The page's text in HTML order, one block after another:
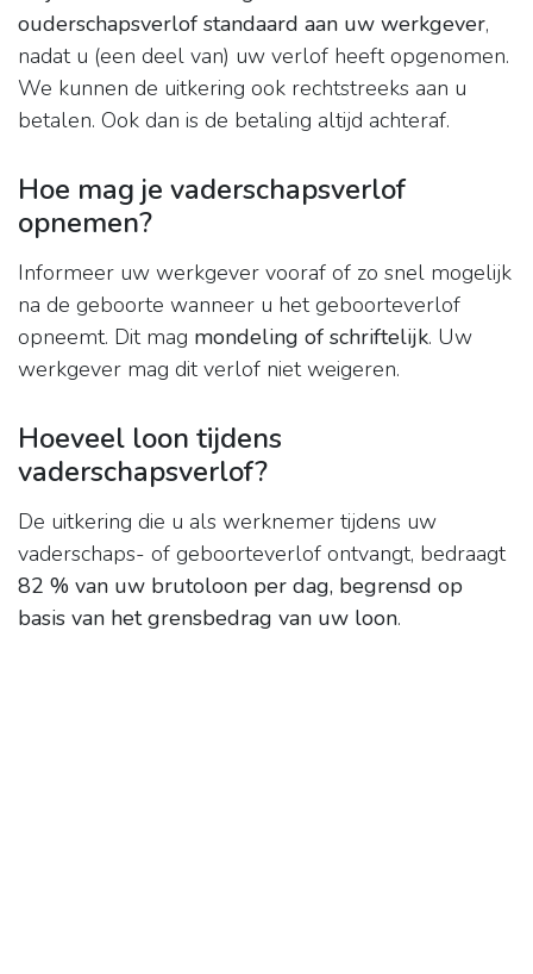
ouderschapsverlof standaard aan uw werkgever,
nadat u (een deel van) uw verlof heeft opgenomen.
We kunnen de uitkering ook rechtstreeks aan u
betalen. Ook dan is de betaling altijd achteraf.
Hoe mag je vaderschapsverlof
opnemen?
Informeer uw werkgever vooraf of zo snel mogelijk
na de geboorte wanneer u het geboorteverlof
opneemt. Dit mag mondeling of schriftelijk. Uw
werkgever mag dit verlof niet weigeren.
Hoeveel loon tijdens
vaderschapsverlof?
De uitkering die u als werknemer tijdens uw
vaderschaps- of geboorteverlof ontvangt, bedraagt
82 % van uw brutoloon per dag, begrensd op
basis van het grensbedrag van uw loon.